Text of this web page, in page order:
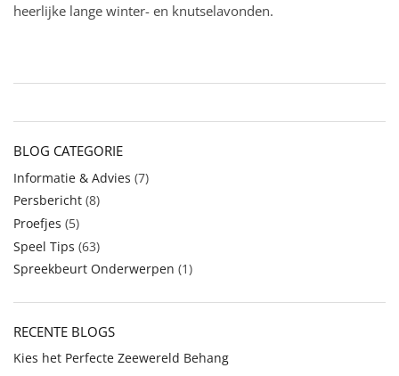
heerlijke lange winter- en knutselavonden.
BLOG CATEGORIE
Informatie & Advies (7)
Persbericht (8)
Proefjes (5)
Speel Tips (63)
Spreekbeurt Onderwerpen (1)
RECENTE BLOGS
Kies het Perfecte Zeewereld Behang